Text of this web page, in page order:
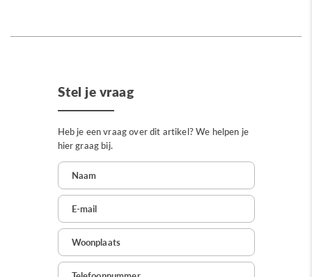
Stel je vraag
Heb je een vraag over dit artikel? We helpen je
hier graag bij.